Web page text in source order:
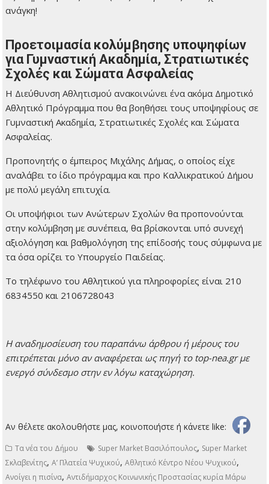
ανάγκη!
Προετοιμασία κολύμβησης υποψηφίων
για Γυμναστική Ακαδημία, Στρατιωτικές
Σχολές και Σώματα Ασφαλείας
Η Διεύθυνση Αθλητισμού ανακοινώνει ένα ακόμα Δημοτικό
Αθλητικό Πρόγραμμα που θα βοηθήσει τους υποψηφίους σε
Γυμναστική Ακαδημία, Στρατιωτικές Σχολές και Σώματα
Ασφαλείας.
Προπονητής ο έμπειρος Μιχάλης Δήμας, ο οποίος είχε
αναλάβει το ίδιο πρόγραμμα και προ Καλλικρατικού Δήμου
με πολύ μεγάλη επιτυχία.
Οι υποψήφιοι των Ανώτερων Σχολών θα προπονούνται
στην κολύμβηση με συνέπεια, θα βρίσκονται υπό συνεχή
αξιολόγηση και βαθμολόγηση της επίδοσής τους σύμφωνα με
τα όσα ορίζει το Υπουργείο Παιδείας.
Το τηλέφωνο του Αθλητικού για πληροφορίες είναι 210
6834550 και 2106728043
H αναδημοσίευση του παραπάνω άρθρου ή μέρους του
επιτρέπεται μόνο αν αναφέρεται ως πηγή το top-nea.gr με
ενεργό σύνδεσμο στην εν λόγω καταχώρηση.
Αν θέλετε ακολουθήστε μας, κοινοποιήστε ή κάνετε like:
Τα νέα του Δήμου Super Market Βασιλόπουλος, Super Market
Σκλαβενίτης,Α’ Πλατεία Ψυχικού,Αθλητικό Κέντρο Νέου Ψυχικού,
Ανοίγει η πισίνα,Αντιδήμαρχος Κοινωνικής Προστασίας κυρία Μάρω